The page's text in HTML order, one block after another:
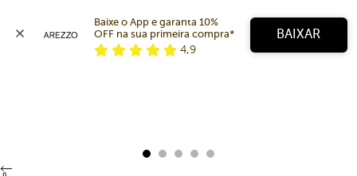
Baixe o App e garanta 10%
OFF na sua primeira compra*
4,9
BAIXAR